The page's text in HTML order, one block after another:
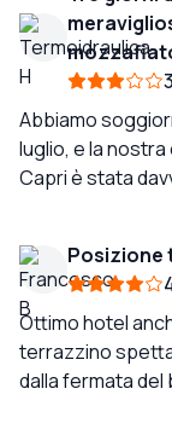
3
Abbiamo
luglio, e la
Capri è stata davvero
gentile durante tutto il
nella camera 48,
mozzafiato che
speciale. Anche il ristorante ci ha conquistati: abbiamo
pranzato
Posizione
Ottimo hotel
terrazzino
dalla fermata del